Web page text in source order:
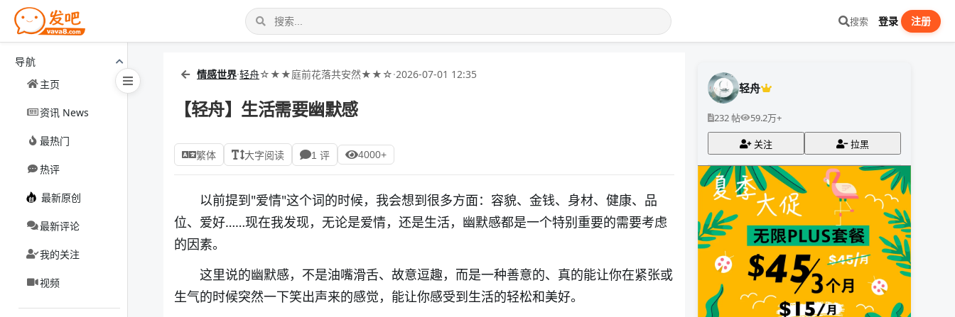
搜索 登录 注册
导航
主页
资讯 News
最热门
热评
最新原创
最新评论
我的关注
视频
情感世界·轻舟☆★★庭前花落共安然★★☆·2026-07-01 12:35
【轻舟】生活需要幽默感
繁体 大字阅读 1 评 4000+
以前提到"爱情"这个词的时候，我会想到很多方面：容貌、金钱、身材、健康、品
位、爱好……现在我发现，无论是爱情，还是生活，幽默感都是一个特别重要的需要考虑
的因素。
这里说的幽默感，不是油嘴滑舌、故意逗趣，而是一种善意的、真的能让你在紧张或
生气的时候突然一下笑出声来的感觉，能让你感受到生活的轻松和美好。
轻舟
232 帖 59.2万+
关注 拉黑